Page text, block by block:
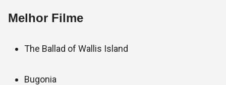
Melhor Filme
The Ballad of Wallis Island
Bugonia